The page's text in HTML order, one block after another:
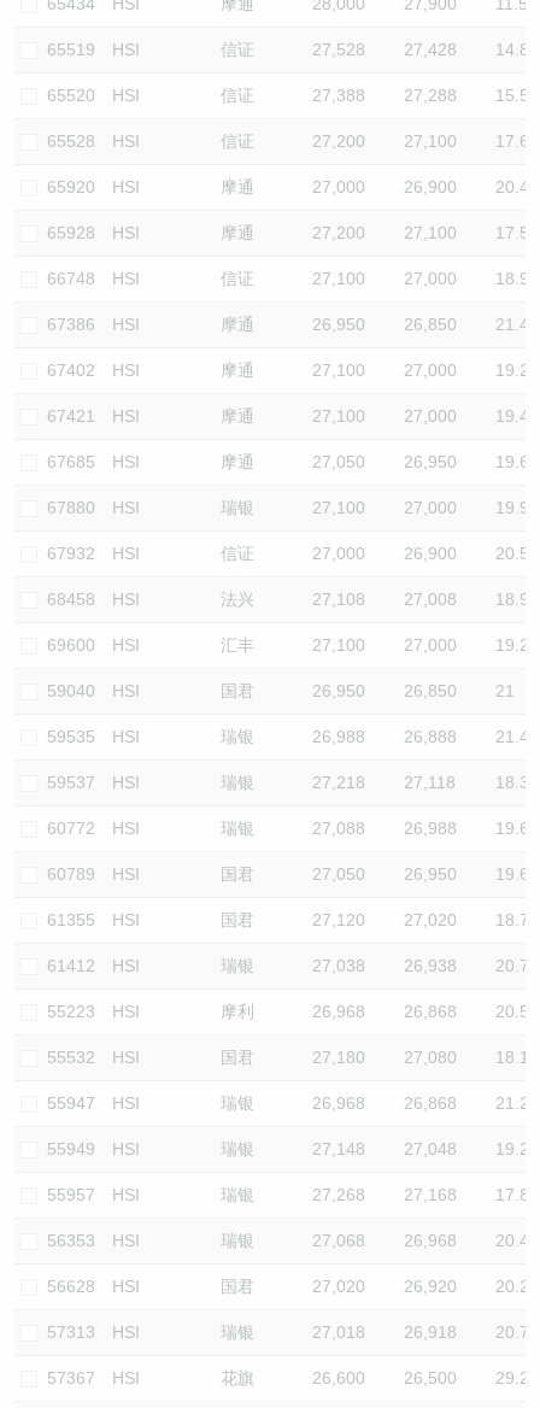
65519 HSI 信证 27,528 27,428 14.8
65520 HSI 信证 27,388 27,288 15.5
65528 HSI 信证 27,200 27,100 17.6
65920 HSI 摩通 27,000 26,900 20.4
65928 HSI 摩通 27,200 27,100 17.5
66748 HSI 信证 27,100 27,000 18.9
67386 HSI 摩通 26,950 26,850 21.4
67402 HSI 摩通 27,100 27,000 19.2
67421 HSI 摩通 27,100 27,000 19.4
67685 HSI 摩通 27,050 26,950 19.6
67880 HSI 瑞银 27,100 27,000 19.9
67932 HSI 信证 27,000 26,900 20.5
68458 HSI 法兴 27,108 27,008 18.9
69600 HSI 汇丰 27,100 27,000 19.2
59040 HSI 国君 26,950 26,850 21
59535 HSI 瑞银 26,988 26,888 21.4
59537 HSI 瑞银 27,218 27,118 18.3
60772 HSI 瑞银 27,088 26,988 19.6
60789 HSI 国君 27,050 26,950 19.6
61355 HSI 国君 27,120 27,020 18.7
61412 HSI 瑞银 27,038 26,938 20.7
55223 HSI 摩利 26,968 26,868 20.5
55532 HSI 国君 27,180 27,080 18.1
55947 HSI 瑞银 26,968 26,868 21.2
55949 HSI 瑞银 27,148 27,048 19.2
55957 HSI 瑞银 27,268 27,168 17.8
56353 HSI 瑞银 27,068 26,968 20.4
56628 HSI 国君 27,020 26,920 20.2
57313 HSI 瑞银 27,018 26,918 20.7
57367 HSI 花旗 26,600 26,500 29.2